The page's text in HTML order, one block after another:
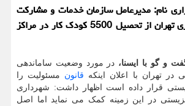
نام: مدیرعامل سازمان خدمات و مشارکت
های اجتماعی شهرداری تهران از تحصیل 5500 کودک کار در مراکز
و گو با ایسنا، در مورد وضعیت ساماندهی
در تهران با اعلان اینکه قانون مسئولیت را
قرار داده است اظهار داشت: شهرداری
در این زمینه کمک می نماید اما اصل